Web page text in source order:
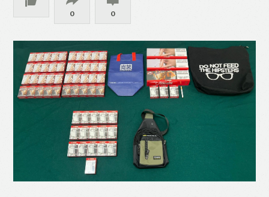
Facebook Twitter
WhatsApp Email
0 0